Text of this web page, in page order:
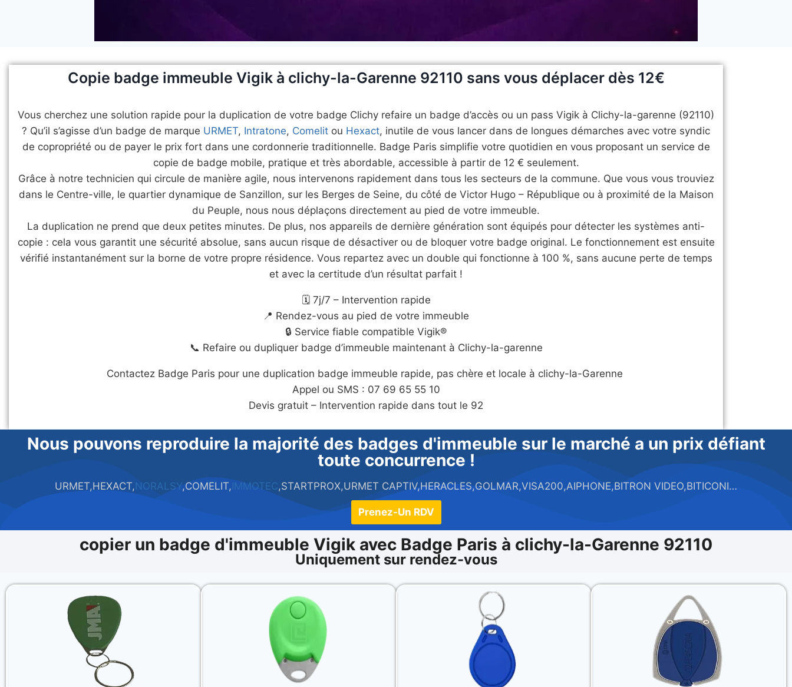
Copie badge immeuble Vigik à clichy-la-Garenne 92110 sans vous déplacer dès 12€
​Vous cherchez une solution rapide pour la duplication de votre badge Clichy refaire un badge d’accès ou un pass Vigik à Clichy-la-garenne (92110)
? Qu’il s’agisse d’un badge de marque URMET, Intratone, Comelit ou Hexact, inutile de vous lancer dans de longues démarches avec votre syndic
de copropriété ou de payer le prix fort dans une cordonnerie traditionnelle. Badge Paris simplifie votre quotidien en vous proposant un service de
copie de badge mobile, pratique et très abordable, accessible à partir de 12 € seulement.
​Grâce à notre technicien qui circule de manière agile, nous intervenons rapidement dans tous les secteurs de la commune. Que vous vous trouviez
dans le Centre-ville, le quartier dynamique de Sanzillon, sur les Berges de Seine, du côté de Victor Hugo – République ou à proximité de la Maison
du Peuple, nous nous déplaçons directement au pied de votre immeuble.
​La duplication ne prend que deux petites minutes. De plus, nos appareils de dernière génération sont équipés pour détecter les systèmes anti-
copie : cela vous garantit une sécurité absolue, sans aucun risque de désactiver ou de bloquer votre badge original. Le fonctionnement est ensuite
vérifié instantanément sur la borne de votre propre résidence. Vous repartez avec un double qui fonctionne à 100 %, sans aucune perte de temps
et avec la certitude d’un résultat parfait !
🗓️ 7j/7 – Intervention rapide
📍 Rendez-vous au pied de votre immeuble
🔒 Service fiable compatible Vigik®
📞 Refaire ou dupliquer badge d’immeuble maintenant à Clichy-la-garenne
Contactez Badge Paris pour une duplication badge immeuble rapide, pas chère et locale à clichy-la-Garenne
Appel ou SMS : 07 69 65 55 10
Devis gratuit – Intervention rapide dans tout le 92
Nous pouvons reproduire la majorité des badges d'immeuble sur le marché a un prix défiant
toute concurrence !
URMET,HEXACT, NORALSY,COMELIT, IMMOTEC,STARTPROX,URMET CAPTIV,HERACLES,GOLMAR,VISA200,AIPHONE,BITRON VIDEO,BITICONI…
Prenez-Un RDV
copier un badge d'immeuble Vigik avec Badge Paris à clichy-la-Garenne 92110
Uniquement sur rendez-vous